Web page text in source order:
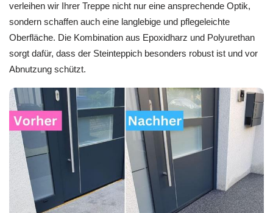
verleihen wir Ihrer Treppe nicht nur eine ansprechende Optik,
sondern schaffen auch eine langlebige und pflegeleichte
Oberfläche. Die Kombination aus Epoxidharz und Polyurethan
sorgt dafür, dass der Steinteppich besonders robust ist und vor
Abnutzung schützt.